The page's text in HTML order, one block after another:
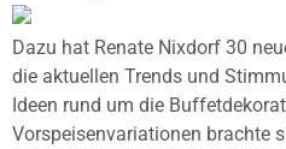
Dazu hat Renate Nixdorf 30
die aktuellen Trends und
Ideen rund um die
Vorspeisenvariationen brachte